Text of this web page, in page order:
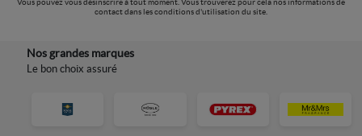
contact dans les conditions d'utilisation du site.
Nos grandes marques
Le bon choix assuré